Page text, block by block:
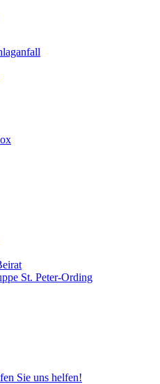
St. Peter-Ording
Sie uns helfen!